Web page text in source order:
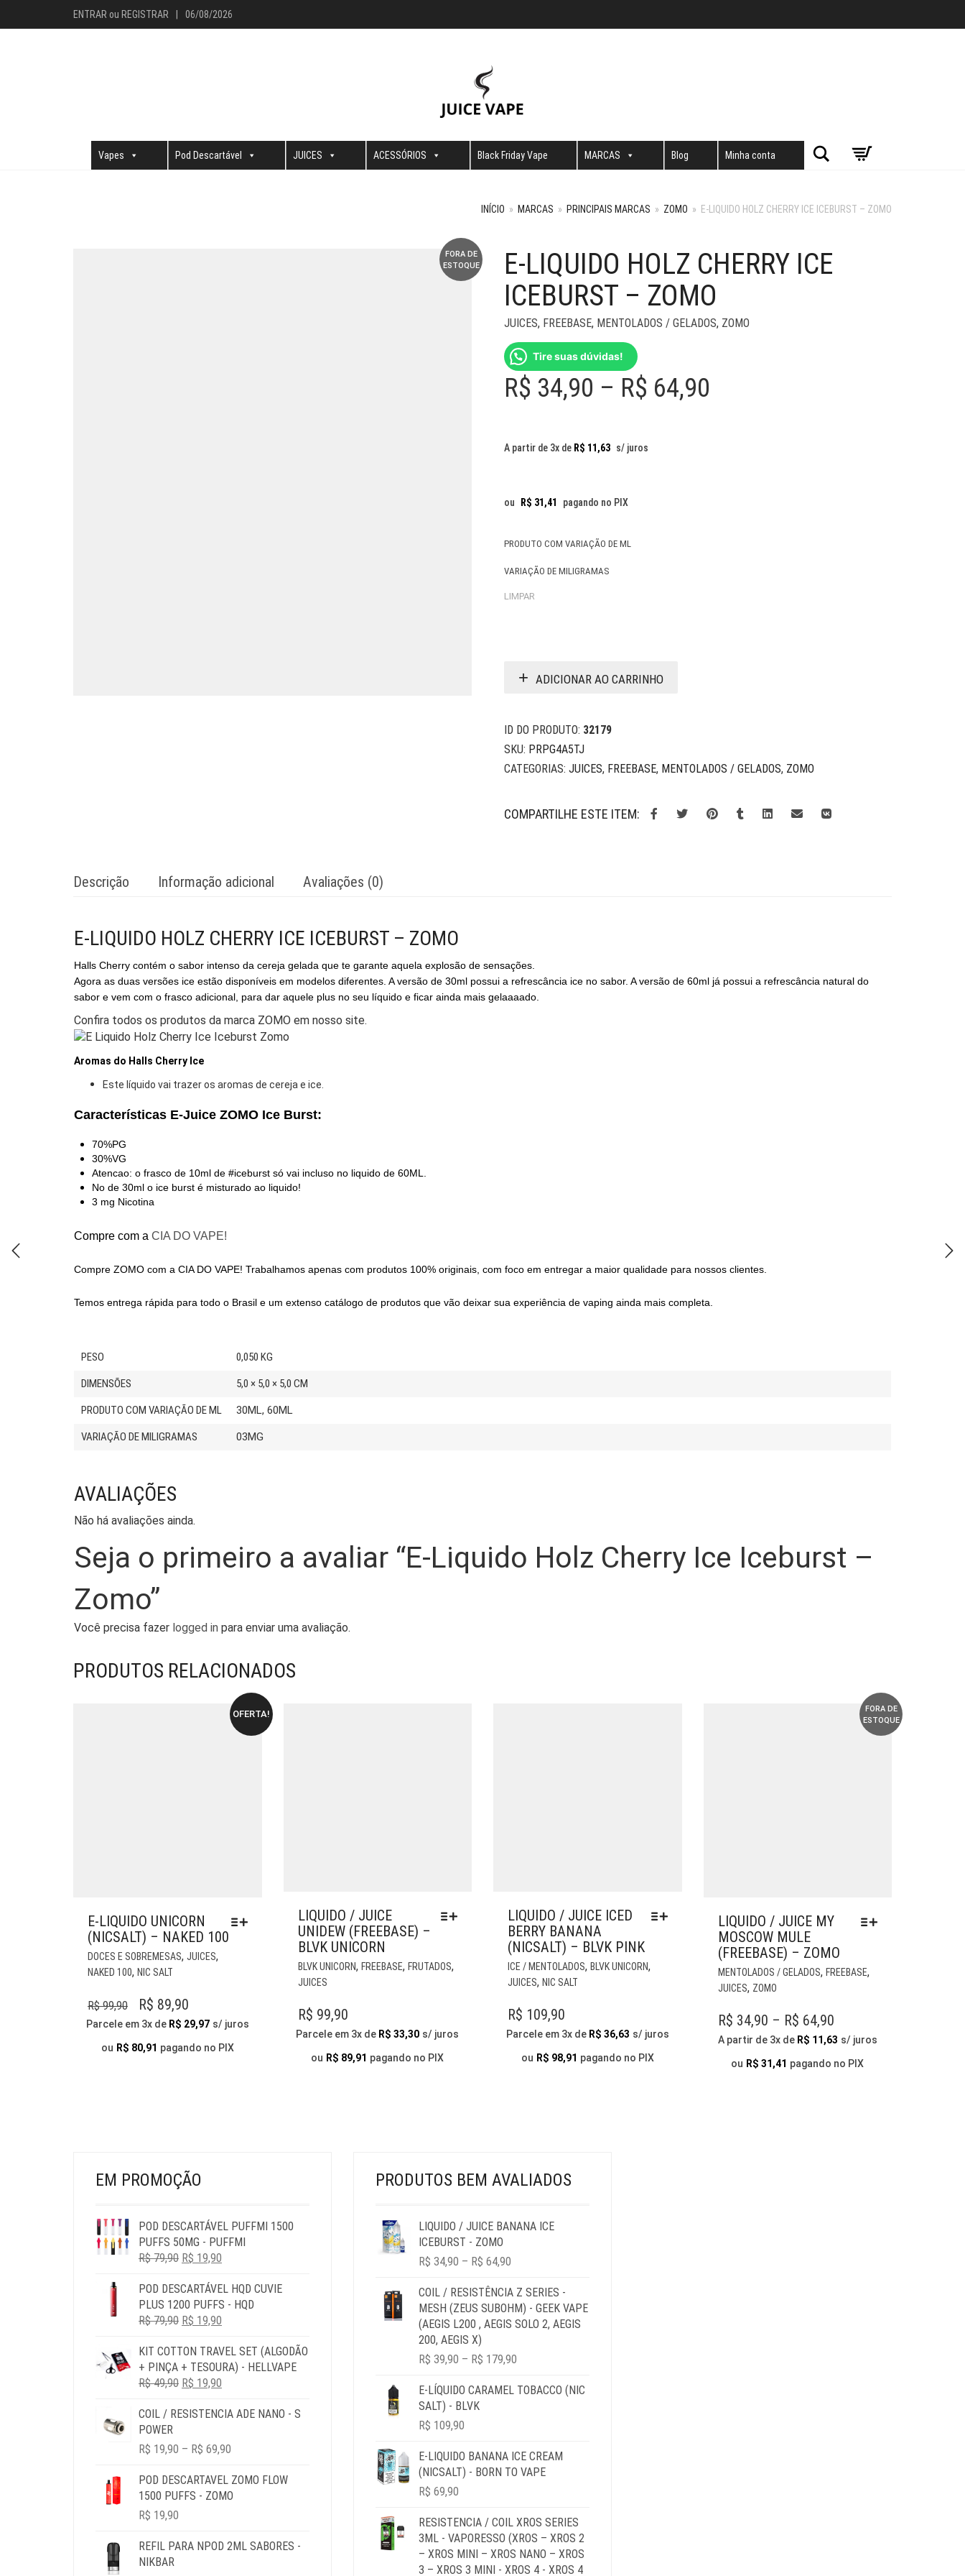
ENTRAR ou REGISTRAR 06/08/2026
Vapes Pod Descartável JUICES ACESSÓRIOS Black Friday Vape MARCAS Blog Minha conta Pesquisar
INÍCIO » MARCAS » PRINCIPAIS MARCAS » ZOMO » E-LIQUIDO HOLZ CHERRY ICE ICEBURST – ZOMO
FORA DE
ESTOQUE
E-LIQUIDO HOLZ CHERRY ICE
ICEBURST – ZOMO
JUICES, FREEBASE, MENTOLADOS / GELADOS, ZOMO
Tire suas dúvidas!
R$ 34,90 – R$ 64,90
A partir de 3x de R$ 11,63 s/ juros
ou R$ 31,41 pagando no PIX
PRODUTO COM VARIAÇÃO DE ML
VARIAÇÃO DE MILIGRAMAS
LIMPAR
ADICIONAR AO CARRINHO
ID DO PRODUTO: 32179
SKU: PRPG4A5TJ
CATEGORIAS: JUICES, FREEBASE, MENTOLADOS / GELADOS, ZOMO
COMPARTILHE ESTE ITEM:
Descrição Informação adicional Avaliações (0)
E-LIQUIDO HOLZ CHERRY ICE ICEBURST – ZOMO
Halls Cherry contém o sabor intenso da cereja gelada que te garante aquela explosão de sensações.
Agora as duas versões ice estão disponíveis em modelos diferentes. A versão de 30ml possui a refrescância ice no sabor. A versão de 60ml já possui a refrescância natural do
sabor e vem com o frasco adicional, para dar aquele plus no seu líquido e ficar ainda mais gelaaaado.
Confira todos os produtos da marca ZOMO em nosso site.
Aromas do Halls Cherry Ice
Este líquido vai trazer os aromas de cereja e ice.
Características E-Juice ZOMO Ice Burst:
70%PG
30%VG
Atencao: o frasco de 10ml de #iceburst só vai incluso no liquido de 60ML.
No de 30ml o ice burst é misturado ao liquido!
3 mg Nicotina
Compre com a CIA DO VAPE!
Compre ZOMO com a CIA DO VAPE! Trabalhamos apenas com produtos 100% originais, com foco em entregar a maior qualidade para nossos clientes.
Temos entrega rápida para todo o Brasil e um extenso catálogo de produtos que vão deixar sua experiência de vaping ainda mais completa.
PESO 0,050 KG
DIMENSÕES 5,0 × 5,0 × 5,0 CM
PRODUTO COM VARIAÇÃO DE ML 30ML, 60ML
VARIAÇÃO DE MILIGRAMAS 03MG
AVALIAÇÕES
Não há avaliações ainda.
Seja o primeiro a avaliar “E-Liquido Holz Cherry Ice Iceburst –
Zomo”
Você precisa fazer logged in para enviar uma avaliação.
PRODUTOS RELACIONADOS
OFERTA!
E-LIQUIDO UNICORN
(NICSALT) – NAKED 100
DOCES E SOBREMESAS, JUICES,
NAKED 100, NIC SALT
VARIANTES.
AS
R$99,90
O
PREÇO
ORIGINAL
R$ 89,90
PREÇO
ATUAL
Parcele em 3x de R$ 29,97 s/ juros
ou R$ 80,91 pagando no PIX
LIQUIDO / JUICE
UNIDEW (FREEBASE) –
BLVK UNICORN
BLVK UNICORN, FREEBASE, FRUTADOS,
JUICES
AS
R$ 99,90
Parcele em 3x de R$ 33,30 s/ juros
ou R$ 89,91 pagando no PIX
LIQUIDO / JUICE ICED
BERRY BANANA
(NICSALT) – BLVK PINK
ICE / MENTOLADOS, BLVK UNICORN,
JUICES, NIC SALT
VARIANTES.
AS
R$ 109,90
Parcele em 3x de R$ 36,63 s/ juros
ou R$ 98,91 pagando no PIX
FORA DE
ESTOQUE
LIQUIDO / JUICE MY
MOSCOW MULE
(FREEBASE) – ZOMO
MENTOLADOS / GELADOS, FREEBASE,
JUICES, ZOMO
R$ 34,90 – R$ 64,90PRICE
RANGE:
R$ 34,90
A partir de 3x de R$ 11,63 s/ juros
ou R$ 31,41 pagando no PIX
EM PROMOÇÃO
POD DESCARTÁVEL PUFFMI 1500
PUFFS 50MG - PUFFMI
R$79,90 O
ORIGINAL
ERA:
R$ 79,90.
R$ 19,90
ATUAL
É:
POD DESCARTÁVEL HQD CUVIE
PLUS 1200 PUFFS - HQD
R$79,90 O
ORIGINAL
ERA:
R$ 79,90.
R$ 19,90
ATUAL
É:
KIT COTTON TRAVEL SET (ALGODÃO
+ PINÇA + TESOURA) - HELLVAPE
R$49,90 O
ORIGINAL
R$ 49,90.
R$ 19,90
ATUAL
R$ 19,90.
COIL / RESISTENCIA ADE NANO - S
POWER
R$ 19,90 – R$ 69,90
R$ 19,90
THROUGH
POD DESCARTAVEL ZOMO FLOW
1500 PUFFS - ZOMO
R$ 19,90
REFIL PARA NPOD 2ML SABORES -
NIKBAR
PRODUTOS BEM AVALIADOS
LIQUIDO / JUICE BANANA ICE
ICEBURST - ZOMO
R$ 34,90 – R$ 64,90
R$ 34,90
THROUGH
R$ 64,90
COIL / RESISTÊNCIA Z SERIES -
MESH (ZEUS SUBOHM) - GEEK VAPE
(AEGIS L200 , AEGIS SOLO 2, AEGIS
200, AEGIS X)
R$ 39,90 – R$ 179,90
R$ 39,90
E-LÍQUIDO CARAMEL TOBACCO (NIC
SALT) - BLVK
R$ 109,90
E-LIQUIDO BANANA ICE CREAM
(NICSALT) - BORN TO VAPE
R$ 69,90
RESISTENCIA / COIL XROS SERIES
3ML - VAPORESSO (XROS – XROS 2
– XROS MINI – XROS NANO – XROS
3 – XROS 3 MINI - XROS 4 - XROS 4